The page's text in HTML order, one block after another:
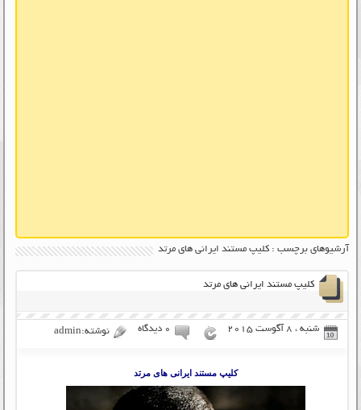
آرشیوهای برچسب : کلیپ مستند ایرانی های مرتد
کلیپ مستند ایرانی های مرتد
شنبه ، 8 آگوست 2015 ۰ دیدگاه نوشته:admin
کلیپ مستند ایرانی های مرتد